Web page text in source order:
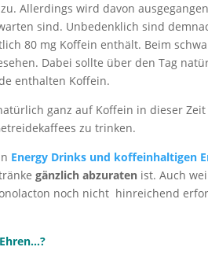
Allerdings wird davon
sind. Unbedenklich sind
80 mg Koffein enthält. Beim
Dabei sollte über den Tag
enthalten Koffein.
ganz auf Koffein in dieser
zu trinken.
Energy Drinks und koffeinhaltigen
gänzlich abzuraten ist. Auch
noch nicht hinreichend